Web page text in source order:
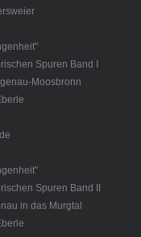
Spuren Band I
Moosbronn
Spuren Band II
in das Murgtal